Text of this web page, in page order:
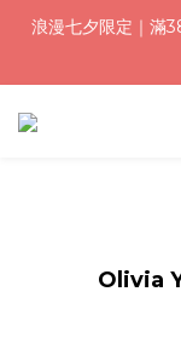
浪漫七夕限定｜滿
浪漫七夕限定｜滿
加入會員
Olivia